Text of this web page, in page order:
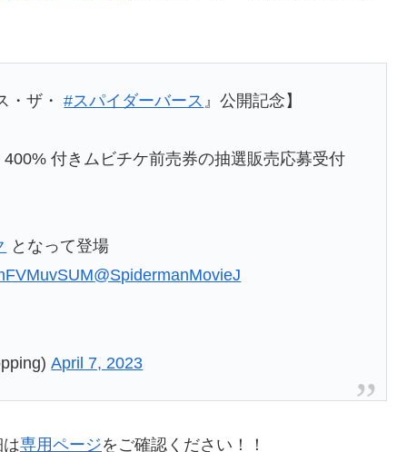
・ザ・#スパイダーバース 』公開記念】
付きムビチケ前売券の抽選販売応募受付
となって登場
@SpidermanMovieJ
April 7, 2023
専用ページをご確認ください！！